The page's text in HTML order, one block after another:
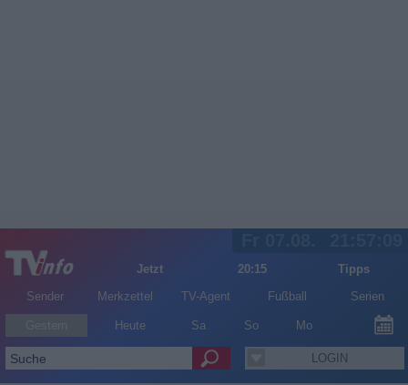
Jetzt 20:15
Tipps
Sender
Merkzettel TV-Agent Fußball Serien
Heute Sa So Mo
LOGIN